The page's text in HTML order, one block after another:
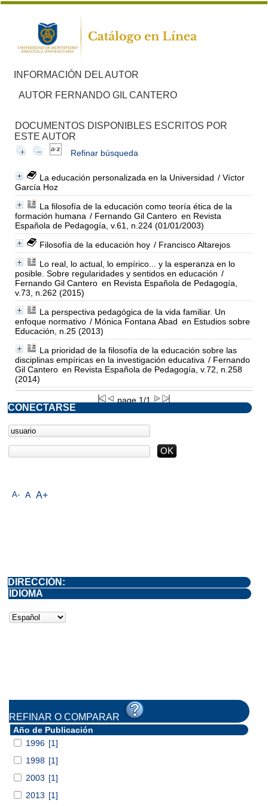
INFORMACIÓN DEL AUTOR
AUTOR FERNANDO GIL CANTERO
DOCUMENTOS DISPONIBLES ESCRITOS POR
ESTE AUTOR
Refinar búsqueda
La educación personalizada en la Universidad / Víctor
García Hoz
La filosofía de la educación como teoría ética de la
formación humana / Fernando Gil Cantero en Revista
Española de Pedagogía, v.61, n.224 (01/01/2003)
Filosofía de la educación hoy / Francisco Altarejos
Lo real, lo actual, lo empírico... y la esperanza en lo
posible. Sobre regularidades y sentidos en educación /
Fernando Gil Cantero en Revista Española de Pedagogía,
v.73, n.262 (2015)
La perspectiva pedagógica de la vida familiar. Un
enfoque normativo / Mónica Fontana Abad en Estudios sobre
Educación, n.25 (2013)
La prioridad de la filosofía de la educación sobre las
disciplinas empíricas en la investigación educativa / Fernando
Gil Cantero en Revista Española de Pedagogía, v.72, n.258
(2014)
page 1/1
A- A A+
CONECTARSE
DIRECCIÓN:
IDIOMA
REFINAR O COMPARAR
Año de Publicación
1996 [1]
1998 [1]
2003 [1]
2013 [1]